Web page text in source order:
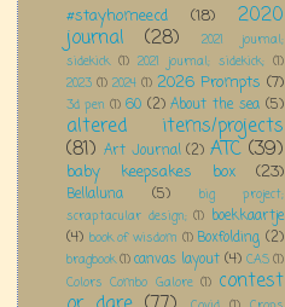
#stayhomeecd (18) 2020
journal (28)
2021 journal;
sidekick (1) 2021 journal; sidekick; (1)
2023 (1) 2024 (1) 2026 Prompts (7)
3d pen (1) 60 (2) About the sea (5)
altered items/projects
(81) Art Journal (2) ATC (39)
baby keepsakes box (23)
Bellaluna (5)
big project;
scraptacular design; (1) boekkaartje
(4) book of wisdom (1) Boxfolding (2)
bragbook(1)canvas layout (4) CAS(1)
Colors Combo Galore (1) contest